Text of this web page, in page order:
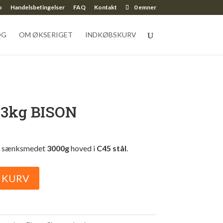
Handelsbetingelser FAQ Kontakt 0 emner
OM ØKSERIGET INDKØBSKURV
BISON
sænksmedet 3000ghoved i C45 stål.